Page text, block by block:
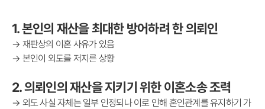
1. 본인의 재산을 최대한 방어하려 한 의뢰인
→ 재판상의 이혼 사유가 있음
→ 본인이 외도를 저지른 상황
2. 의뢰인의 재산을 지키기 위한 이혼소송 조력
→ 외도 사실 자체는 일부 인정되나 이로 인해 혼인관계를 유지하기 가